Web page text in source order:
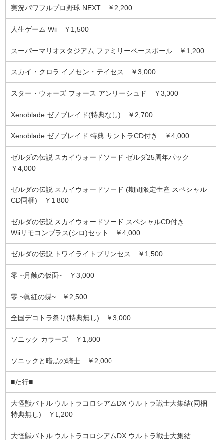
実況パワフルプロ野球 NEXT ￥2,200
人生ゲーム Wii ￥1,500
スーパーマリオスタジアム ファミリーベースボール ￥1,200
スカイ・クロラ イノセン・テイセス ￥3,000
スター・ウォーズ フォース アンリーシュド ￥3,000
Xenoblade ゼノブレイド(特典なし) ￥2,700
Xenoblade ゼノブレイド 特典 サントラCD付き ￥4,000
ゼルダの伝説 スカイウォードソード ゼルダ25周年パック
￥4,000
ゼルダの伝説 スカイウォードソード (期間限定生産 スペシャル
CD同梱) ￥1,800
ゼルダの伝説 スカイウォードソード スペシャルCD付き
Wiiリモコンプラス(シロ)セット ￥4,000
ゼルダの伝説 トワイライトプリンセス ￥1,500
零 ~月蝕の仮面~ ￥3,000
零 ~眞紅の蝶~ ￥2,500
全国デコトラ祭り(特典無し) ￥3,000
ソニック カラーズ ￥1,800
ソニックと暗黒の騎士 ￥2,000
■た行■
大怪獣バトル ウルトラコロシアムDX ウルトラ戦士大集結(同梱
特典無し) ￥1,200
大怪獣バトル ウルトラコロシアムDX ウルトラ戦士大集結